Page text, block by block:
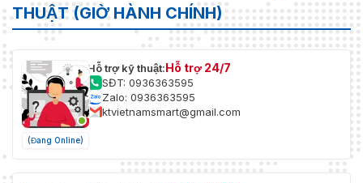
THUẬT (GIỜ HÀNH CHÍNH)
(Đang Online)
Hỗ trợ kỹ thuật:Hỗ trợ 24/7
SĐT: 0936363595
Zalo: 0936363595
ktvietnamsmart@gmail.com